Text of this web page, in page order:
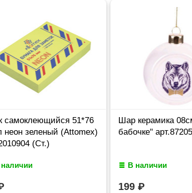
самоклеющийся 51*76
неон зеленый (Attomex)
(Ст.)
Шар керамика
бабочке" арт.87205
В наличии
199 ₽